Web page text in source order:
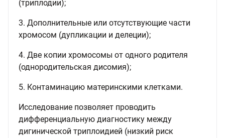
(триплодии);
3. Дополнительные или отсутствующие части
хромосом (дупликации и делеции);
4. Две копии хромосомы от одного родителя
(однородительская дисомия);
5. Контаминацию материнскими клетками.
Исследование позволяет проводить
дифференциальную диагностику между
дигинической триплоидией (низкий риск